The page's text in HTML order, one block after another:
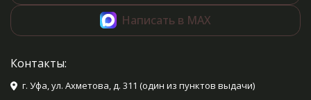
Написать в MAX
Контакты:
г. Уфа, ул. Ахметова, д. 311 (один из пунктов выдачи)